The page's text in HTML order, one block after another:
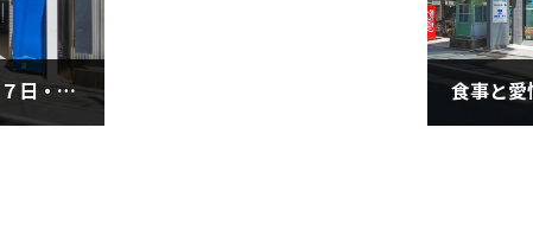
■直前期の学習法（１２月７日・火曜日）